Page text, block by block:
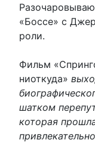
«Боссе» с
роли.
Фильм
ниоткуда»
шатком
которая